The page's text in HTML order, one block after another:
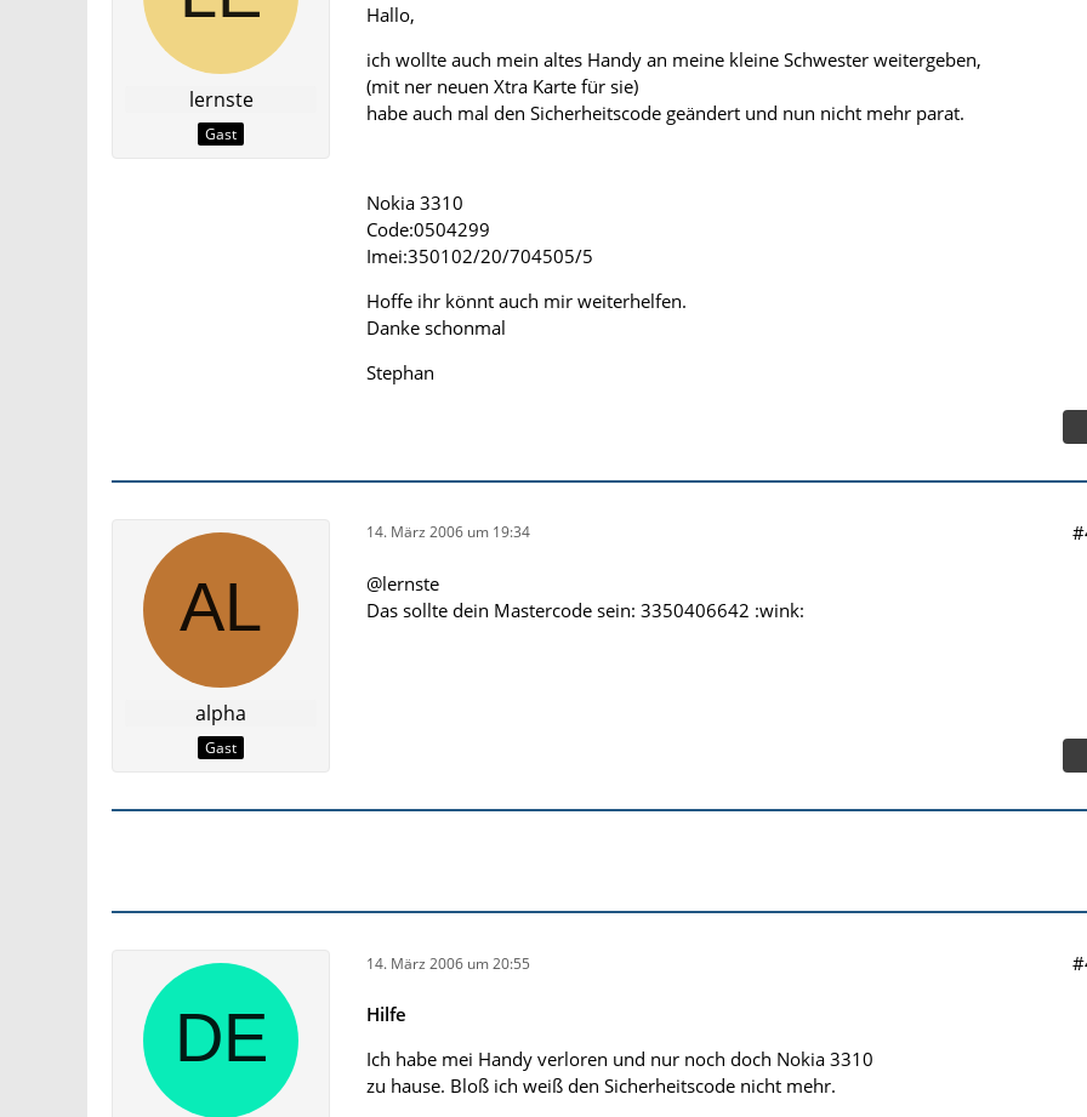
lernste
Gast
Hallo,
ich wollte auch mein altes Handy an meine kleine Schwester weitergeben,
(mit ner neuen Xtra Karte für sie)
habe auch mal den Sicherheitscode geändert und nun nicht mehr parat.
Nokia 3310
Code:0504299
Imei:350102/20/704505/5
Hoffe ihr könnt auch mir weiterhelfen.
Danke schonmal
Stephan
alpha
Gast
14. März 2006 um 19:34
@lernste
Das sollte dein Mastercode sein: 3350406642 :wink:
14. März 2006 um 20:55
Hilfe
Ich habe mei Handy verloren und nur noch doch Nokia 3310
zu hause. Bloß ich weiß den Sicherheitscode nicht mehr.